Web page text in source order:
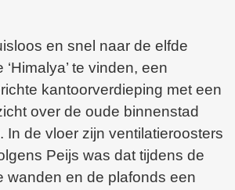
en snel naar de elfde
te vinden, een
kantoorverdieping met een
over de oude binnenstad
In de vloer zijn ventilatieroosters
Peijs was dat tijdens de
wanden en de plafonds een